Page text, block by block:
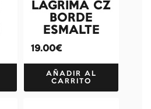
LAGRIMA CZ
BORDE
ESMALTE
19.00€
AÑADIR AL
CARRITO